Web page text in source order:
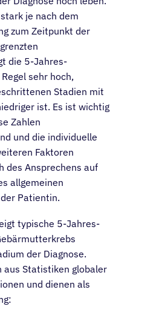
je nach dem
zum Zeitpunkt der
die 5-Jahres-
sehr hoch,
Stadien mit
ist. Es ist wichtig
Zahlen
und die individuelle
Faktoren
des Ansprechens auf
allgemeinen
Patientin.
typische 5-Jahres-
der Diagnose.
aus Statistiken globaler
und dienen als